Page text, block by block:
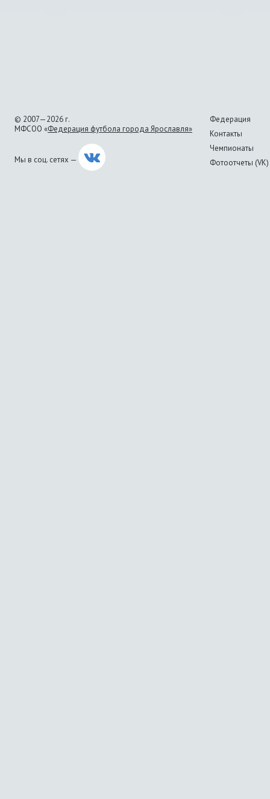
© 2007—2026 г.
МФСОО «Федерация футбола города Ярославля»
Мы в соц. сетях —
Федерация
Контакты
Чемпионаты
Фотоотчеты (VK)